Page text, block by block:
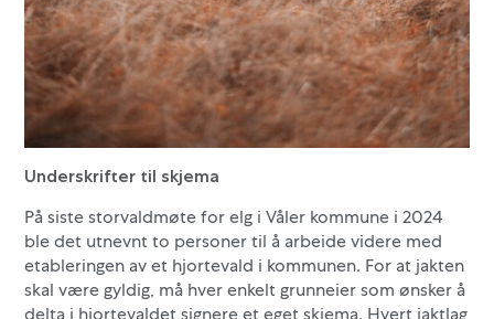
Underskrifter til skjema
På siste storvaldmøte for elg i Våler kommune i 2024
ble det utnevnt to personer til å arbeide videre med
etableringen av et hjortevald i kommunen. For at jakten
skal være gyldig, må hver enkelt grunneier som ønsker å
delta i hjortevaldet signere et eget skjema. Hvert jaktlag